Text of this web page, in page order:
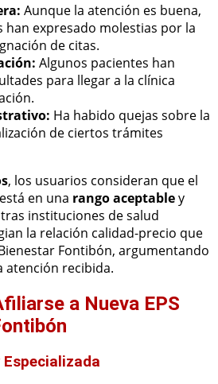
Aunque la atención es buena,
han expresado molestias por la
de citas.
Algunos pacientes han
para llegar a la clínica
Ha habido quejas sobre la
de ciertos trámites
, los usuarios consideran que el
en una rango aceptabley
instituciones de salud
la relación calidad-precio que
Fontibón, argumentando
atención recibida.
a Nueva EPS